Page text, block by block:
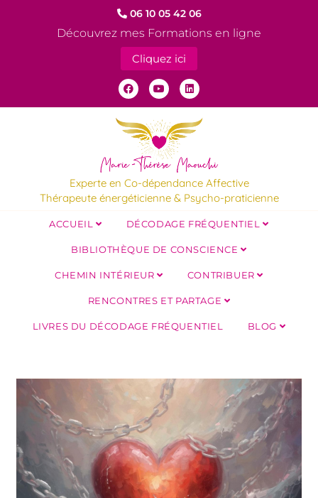
06 10 05 42 06
Découvrez mes Formations en ligne
Cliquez ici
Experte en Co-dépendance Affective
Thérapeute énergéticienne & Psycho-praticienne
ACCUEIL DÉCODAGE FRÉQUENTIEL
BIBLIOTHÈQUE DE CONSCIENCE
CHEMIN INTÉRIEUR CONTRIBUER
RENCONTRES ET PARTAGE
LIVRES DU DÉCODAGE FRÉQUENTIEL BLOG